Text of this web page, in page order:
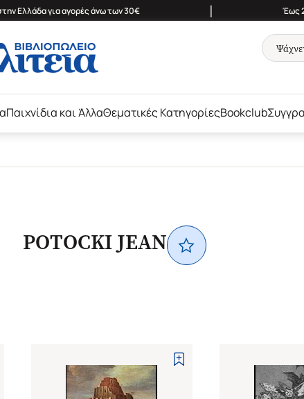
Ελλάδα για αγορές άνω των 30€ | Έως
Παιχνίδια και ΆλλαΘεματικές ΚατηγορίεςBookclub
POTOCKI JEAN